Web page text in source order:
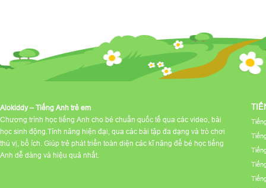
Alokiddy – Tiếng Anh trẻ em
Chương trình học tiếng Anh cho bé chuẩn quốc tế qua các video, bài
học sinh động.Tính năng hiện đại, qua các bài tập đa dạng và trò chơi
thú vị, bổ ích. Giúp trẻ phát triển toàn diện các kĩ năng để bé học tiếng
Anh dễ dàng và hiệu quả nhất.